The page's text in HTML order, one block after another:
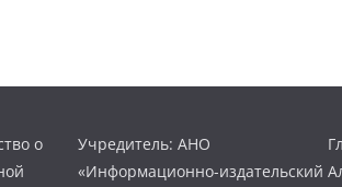
о
Учредитель: АНО
«Информационно-издательский